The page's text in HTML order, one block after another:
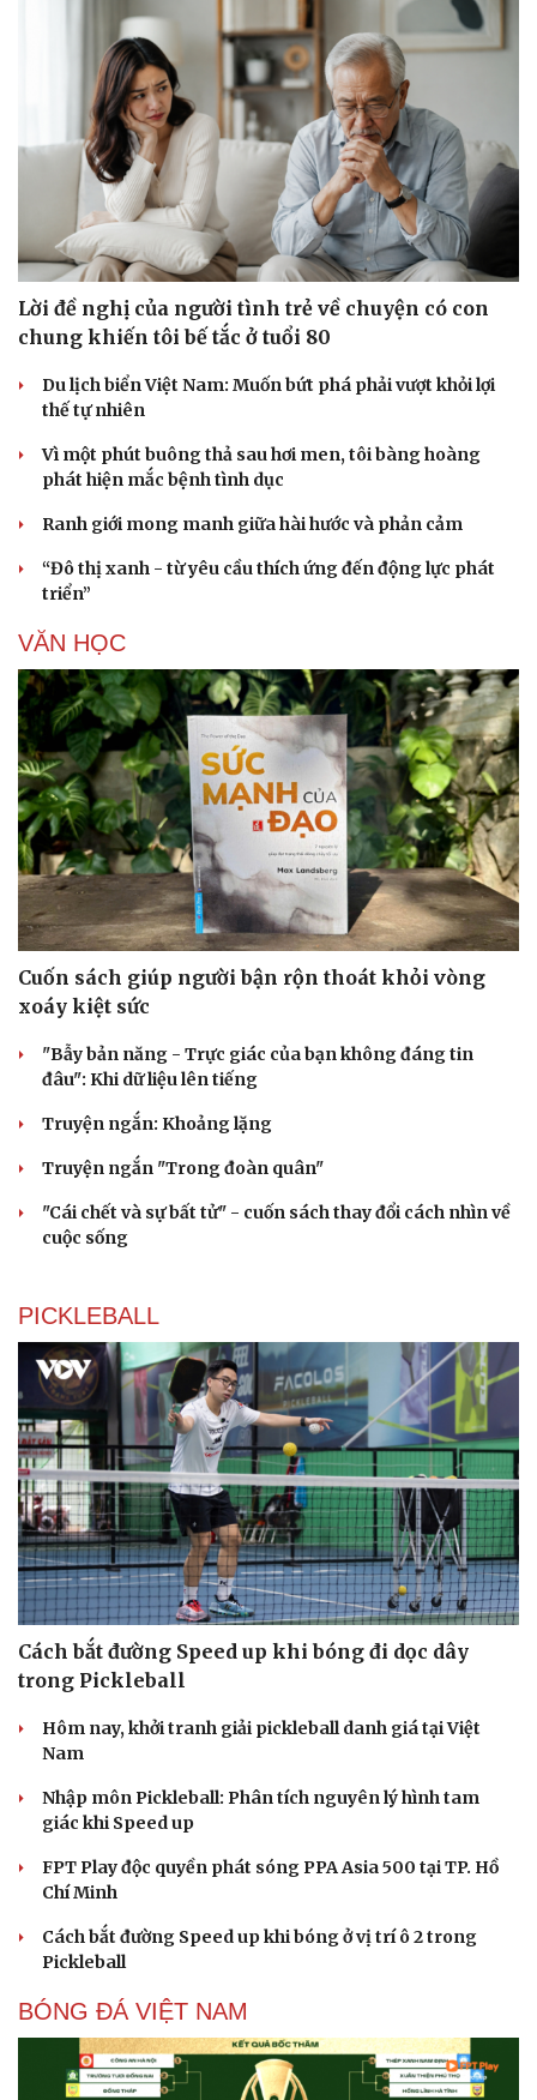
Cải chính
Lời đề nghị của người tình trẻ về chuyện có con
chung khiến tôi bế tắc ở tuổi 80
Du lịch biển Việt Nam: Muốn bứt phá phải vượt khỏi lợi
thế tự nhiên
Vì một phút buông thả sau hơi men, tôi bàng hoàng
phát hiện mắc bệnh tình dục
Ranh giới mong manh giữa hài hước và phản cảm
“Đô thị xanh - từ yêu cầu thích ứng đến động lực phát
triển”
VĂN HỌC
Cuốn sách giúp người bận rộn thoát khỏi vòng
xoáy kiệt sức
"Bẫy bản năng - Trực giác của bạn không đáng tin
đâu": Khi dữ liệu lên tiếng
Truyện ngắn: Khoảng lặng
Truyện ngắn "Trong đoàn quân"
"Cái chết và sự bất tử" - cuốn sách thay đổi cách nhìn về
cuộc sống
PICKLEBALL
Cách bắt đường Speed up khi bóng đi dọc dây
trong Pickleball
Hôm nay, khởi tranh giải pickleball danh giá tại Việt
Nam
Nhập môn Pickleball: Phân tích nguyên lý hình tam
giác khi Speed up
FPT Play độc quyền phát sóng PPA Asia 500 tại TP. Hồ
Chí Minh
Cách bắt đường Speed up khi bóng ở vị trí ô 2 trong
Pickleball
BÓNG ĐÁ VIỆT NAM